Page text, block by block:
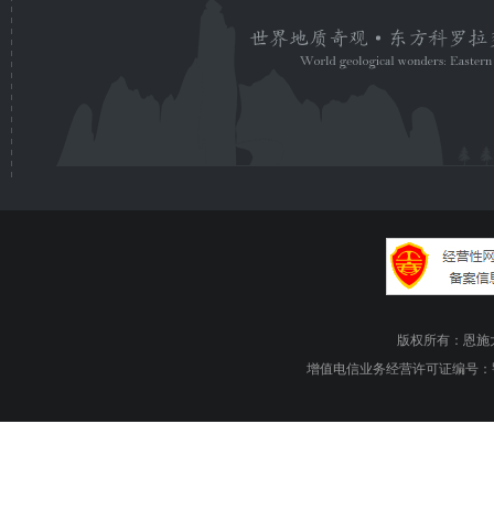
版权所有：恩施
增值电信业务经营许可证编号：